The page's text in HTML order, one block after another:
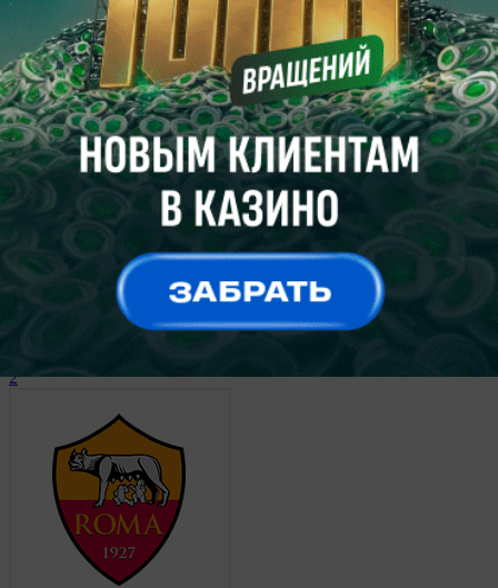
Милан
2
17 марта 2013, 17:00Чемпионат Италии.
Фиорентина
2